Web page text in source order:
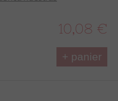
10,08 €
+ panier